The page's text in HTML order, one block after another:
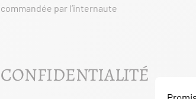
commandée par l’internaute
CONFIDENTIALITÉ